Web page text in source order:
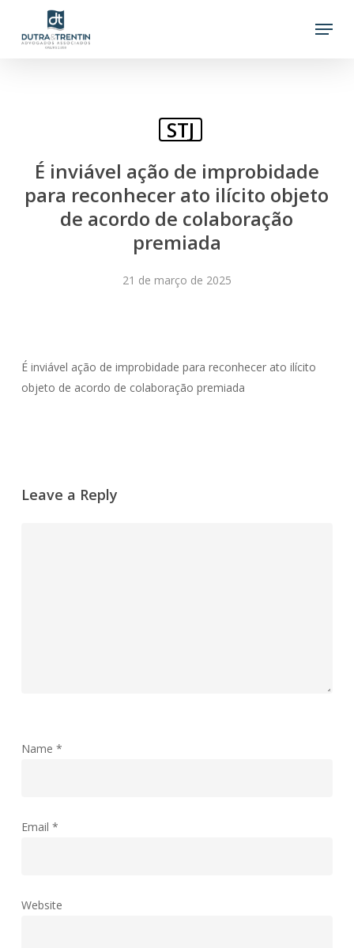
Menu
STJ
É inviável ação de improbidade
para reconhecer ato ilícito objeto
de acordo de colaboração
premiada
21 de março de 2025
É inviável ação de improbidade para reconhecer ato ilícito
objeto de acordo de colaboração premiada
Leave a Reply
Name *
Email *
Website